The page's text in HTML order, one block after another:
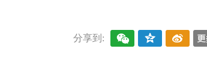
分享到: